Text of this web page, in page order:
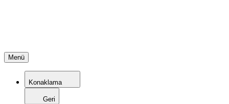
Menü
Konaklama
Geri